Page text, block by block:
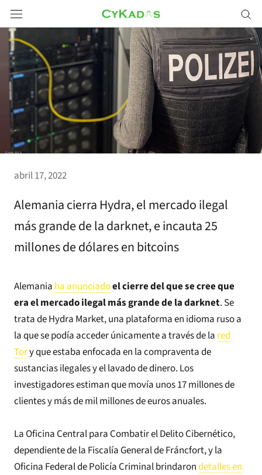
Saltar
a
contenido
abril 17, 2022
Alemania cierra Hydra, el mercado ilegal
más grande de la darknet, e incauta 25
millones de dólares en bitcoins
Alemania ha anunciadoel cierre del que se cree que
era el mercado ilegal más grande de la darknet. Se
trata de Hydra Market, una plataforma en idioma ruso a
la que se podía acceder únicamente a través de la red
Tory que estaba enfocada en la compraventa de
sustancias ilegales y el lavado de dinero. Los
investigadores estiman que movía unos 17 millones de
clientes y más de mil millones de euros anuales.
La Oficina Central para Combatir el Delito Cibernético,
dependiente de la Fiscalía General de Fráncfort, y la
Oficina Federal de Policía Criminal brindarondetalles en